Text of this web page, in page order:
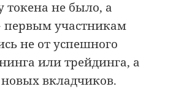
токена не было, а
первым участникам
не от успешного
или трейдинга, а
новых вкладчиков.